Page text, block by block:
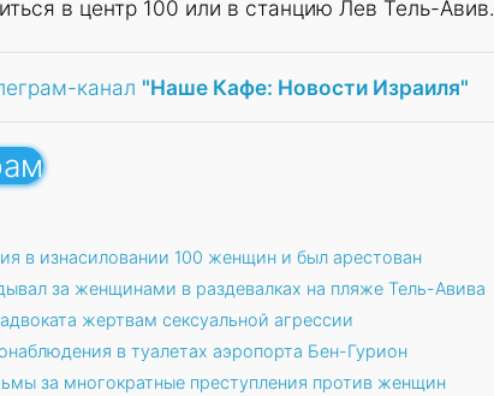
в центр 100 или в станцию Лев Тель-Авив.
канал "Наше Кафе: Новости Израиля"
в изнасиловании 100 женщин и был арестован
за женщинами в раздевалках на пляже Тель-Авива
жертвам сексуальной агрессии
в туалетах аэропорта Бен-Гурион
за многократные преступления против женщин